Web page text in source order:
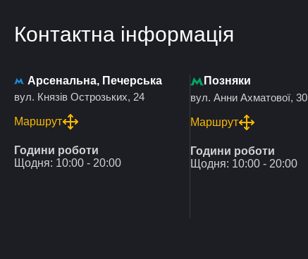
Контактна інформація
Арсенальна, Печерська
вул. Князів Острозьких, 24
Маршрут
Години роботи
Щодня: 10:00 - 20:00
Позняки
вул. Анни Ахматової, 30
Маршрут
Години роботи
Щодня: 10:00 - 20:00